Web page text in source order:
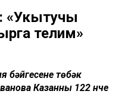
«Укытучы
телим»
төбәк
Казанның 122 нче